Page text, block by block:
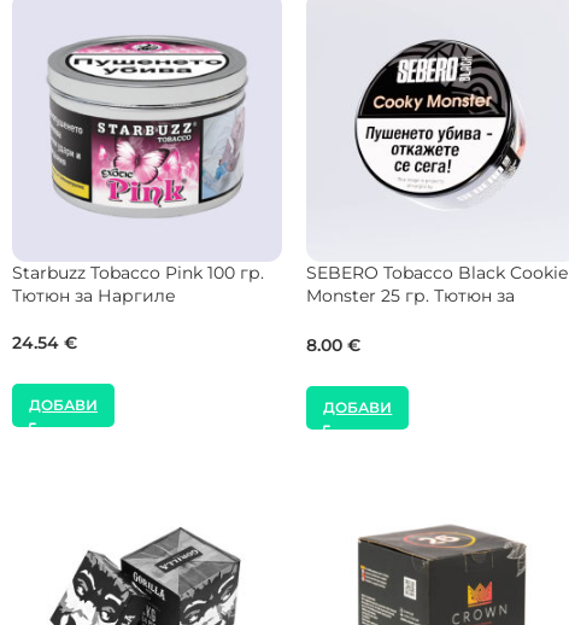
Musthave Tobacco Cookie 125
гр. Тютюн за Наргиле
41.00 €
ДОБАВИ
DARKSIDE Tobacco Core Virgin
Melon 100 гр. Тютюн за
35.00€
ДОБАВИ